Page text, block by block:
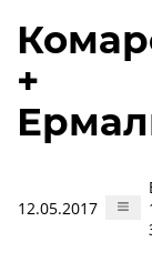
+
12.05.2017